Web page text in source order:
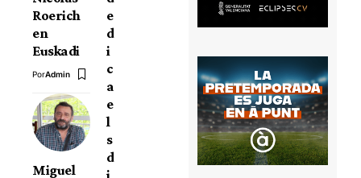
Roerich
en
Euskadi
PorAdmin
Miguel
e
d
i
c
a
e
l
s
d
i